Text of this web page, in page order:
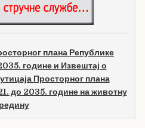
плана Републике
године и Извештај о
Просторног плана
до 2035. године на животну